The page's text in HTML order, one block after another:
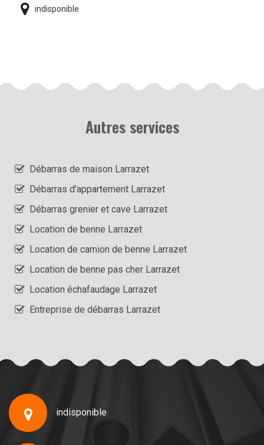
indisponible
Autres services
Débarras de maison Larrazet
Débarras d'appartement Larrazet
Débarras grenier et cave Larrazet
Location de benne Larrazet
Location de camion de benne Larrazet
Location de benne pas cher Larrazet
Location échafaudage Larrazet
Entreprise de débarras Larrazet
indisponible